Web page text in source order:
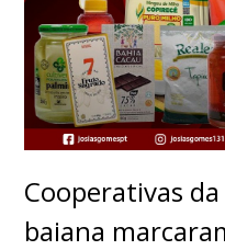
Cooperativas
baiana